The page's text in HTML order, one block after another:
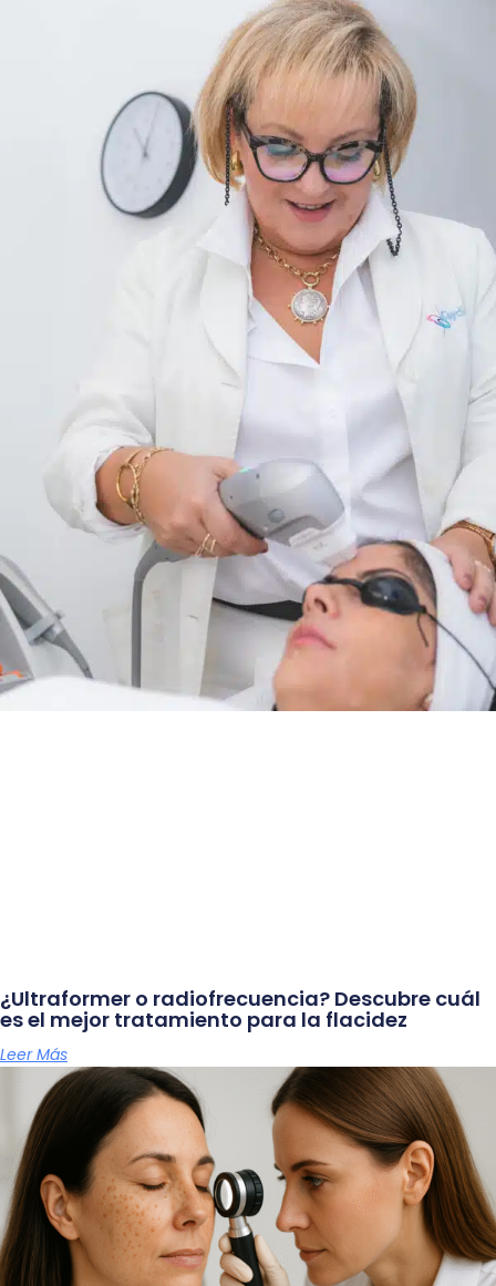
¿Ultraformer o radiofrecuencia? Descubre cuál
es el mejor tratamiento para la flacidez
Leer Más